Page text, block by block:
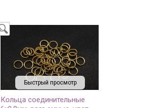
Быстрый просмотр
Кольца соединительные